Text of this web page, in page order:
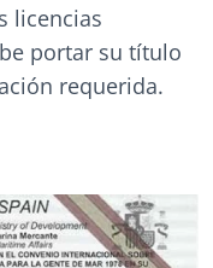
licencias
portar su título
requerida.